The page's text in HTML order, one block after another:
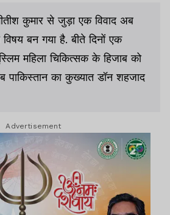
कुमार से जुड़ा एक विवाद अब
विषय बन गया है. बीते दिनों एक
महिला चिकित्सक के हिजाब को
पाकिस्तान का कुख्यात डॉन शहजाद
Advertisement